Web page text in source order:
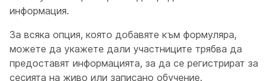
информация.
За всяка опция, която добавяте към формуляра,
можете да укажете дали участниците трябва да
предоставят информацията, за да се регистрират за
сесията на живо или записано обучение.